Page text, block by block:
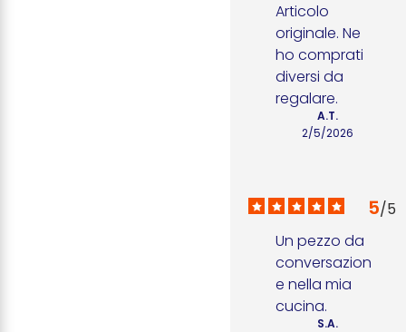
Articolo
originale. Ne
ho comprati
diversi da
regalare.
2/5/2026
A.T.
5/5
Un pezzo da
conversazion
e nella mia
cucina.
S.A.